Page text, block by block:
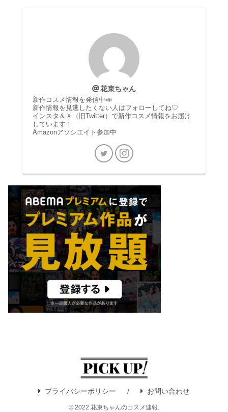
花束ちゃん
新作コスメ情報を発信中📣
新作情報を見逃したくない人はフォローしてね♡
インスタ＆Ｘ（旧Twitter）で新作コスメ情報をお届け
しています！
Amazonアソシエイト参加中
プライバシーポリシー お問い合わせ
© 2022 花束ちゃんのコスメ速報.